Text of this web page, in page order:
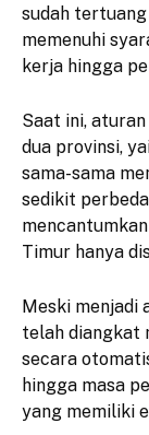
sudah tertuang
memenuhi
kerja hingga
Saat ini,
dua provinsi,
sama-sama
sedikit
Timur hanya
Meski menjadi
telah diangkat
secara
hingga masa
yang memiliki